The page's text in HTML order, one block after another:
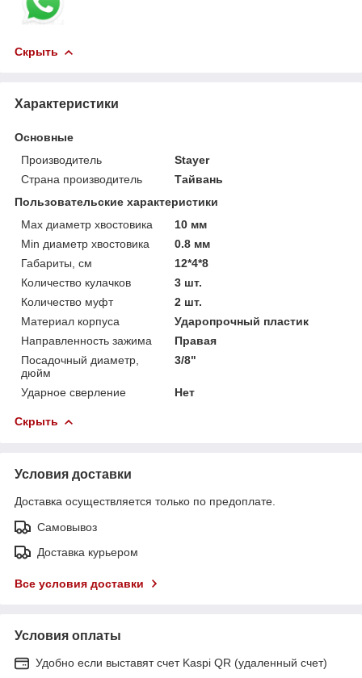
Скрыть
Характеристики
Основные
Производитель
Stayer
Страна производитель
Тайвань
Пользовательские характеристики
Max диаметр хвостовика
10 мм
Min диаметр хвостовика
0.8 мм
Габариты, см
12*4*8
Количество кулачков
3 шт.
Количество муфт
2 шт.
Материал корпуса
Ударопрочный пластик
Направленность зажима
Правая
Посадочный диаметр,
дюйм
3/8"
Ударное сверление Нет
Скрыть
Условия доставки
Доставка осуществляется только по предоплате.
Самовывоз
Доставка курьером
Все условия доставки
Условия оплаты
Удобно если выставят счет Kaspi QR (удаленный счет)